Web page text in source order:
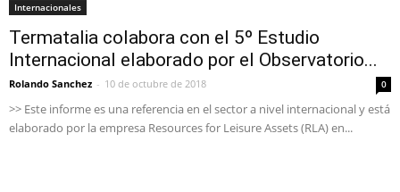
Internacionales
Termatalia colabora con el 5º Estudio
Internacional elaborado por el Observatorio...
Rolando Sanchez - 10 de octubre de 2018 0
>> Este informe es una referencia en el sector a nivel internacional y está
elaborado por la empresa Resources for Leisure Assets (RLA) en...